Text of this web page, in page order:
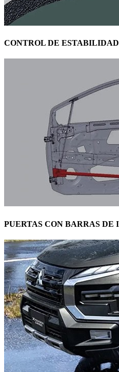
CONTROL DE ESTABILIDAD
PUERTAS CON BARRAS DE